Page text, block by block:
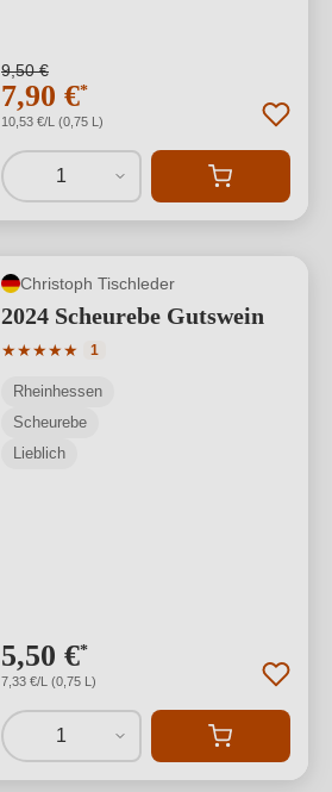
9,50 €
7,90 €*
10,53 €/L (0,75 L)
1
Christoph Tischleder
2024 Scheurebe Gutswein
★★★★★
Durchschnittliche Bewertung von 5
1
Rheinhessen
Scheurebe
Lieblich
5,50 €*
7,33 €/L (0,75 L)
1